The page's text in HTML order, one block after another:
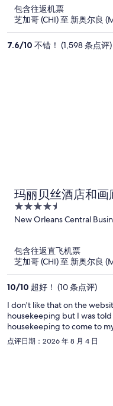
包含往返机票
芝加哥 (CHI) 至 新奥尔良
7.6/10 不错！ (1,598 条点评)
玛丽贝丝酒店和画
4.5
out
5
New Orleans Central
包含往返直飞机票
芝加哥 (CHI) 至 新奥尔良
10/10 超好！ (10 条点评)
I don't like that on the
housekeeping but I was
housekeeping to come to
that's wrong and false
that housekeeping would
点评日期：2026 年 8 月 4 日